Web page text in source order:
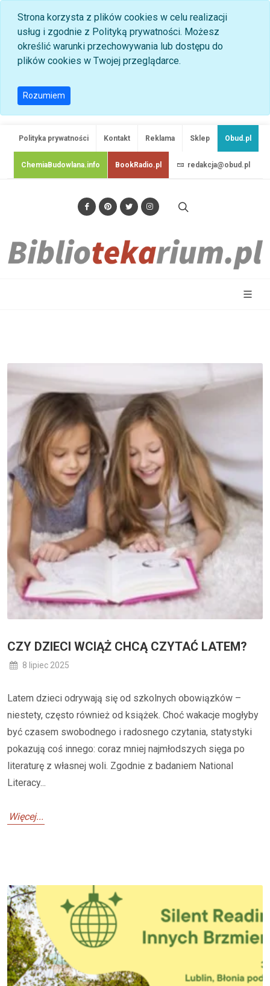
Strona korzysta z plików cookies w celu realizacji
usług i zgodnie z Polityką prywatności. Możesz
określić warunki przechowywania lub dostępu do
plików cookies w Twojej przeglądarce.
Rozumiem
Polityka prywatności Kontakt Reklama Sklep Obud.pl
ChemiaBudowlana.info BookRadio.pl redakcja@obud.pl
CZY DZIECI WCIĄŻ CHCĄ CZYTAĆ LATEM?
8 lipiec 2025
Latem dzieci odrywają się od szkolnych obowiązków –
niestety, często również od książek. Choć wakacje mogłyby
być czasem swobodnego i radosnego czytania, statystyki
pokazują coś innego: coraz mniej najmłodszych sięga po
literaturę z własnej woli. Zgodnie z badaniem National
Literacy...
Więcej...